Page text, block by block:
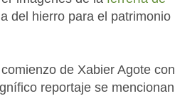
del hierro para el patrimonio
de Xabier Agote con
reportaje se mencionan